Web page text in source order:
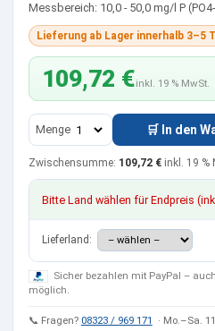
Messbereich: 10,0 - 50,0 mg/l P
Lieferung ab Lager innerhalb 3–5
109,72 €inkl. 19 % MwSt.
Menge 🛒 In den
Zwischensumme: 109,72 € inkl. 19 %
Bitte Land wählen für Endpreis
Lieferland:
Sicher bezahlen mit PayPal –
möglich.
📞 Fragen? 08323 / 969 171 · Mo.–Sa.